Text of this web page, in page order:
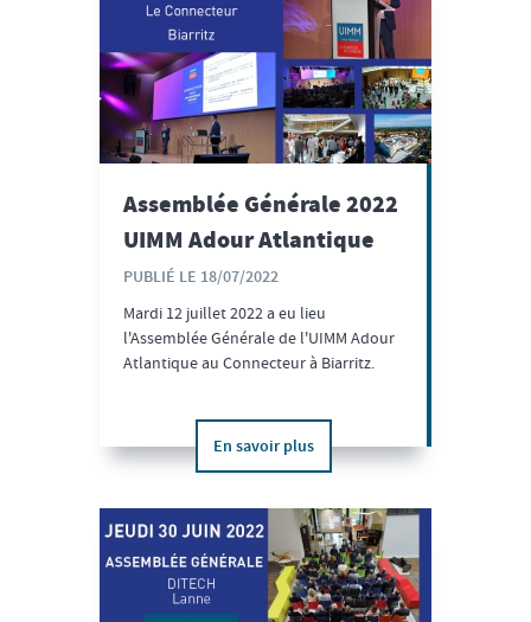
Assemblée Générale 2022
UIMM Adour Atlantique
PUBLIÉ LE 18/07/2022
Mardi 12 juillet 2022 a eu lieu
l'Assemblée Générale de l'UIMM Adour
Atlantique au Connecteur à Biarritz.
En savoir plus